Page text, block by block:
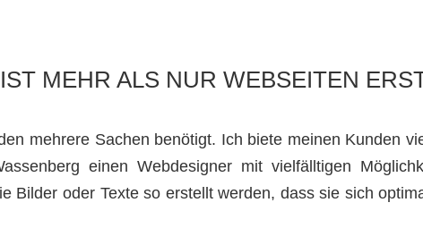
MEHR ALS NUR WEBSEITEN
mehrere Sachen benötigt. Ich biete meinen Kunden
einen Webdesigner mit vielfälltigen
Bilder oder Texte so erstellt werden, dass sie sich